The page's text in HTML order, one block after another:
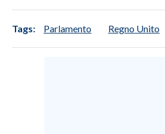
Tags: Parlamento Regno Unito